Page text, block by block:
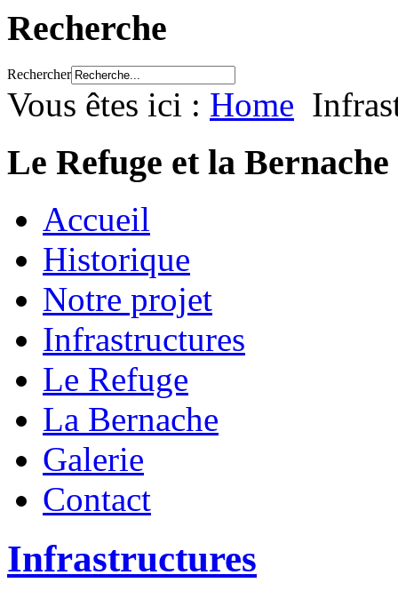
Recherche
Rechercher
Vous êtes ici : Home
Le Refuge et la Bernache
Accueil
Historique
Notre projet
Infrastructures
Le Refuge
La Bernache
Galerie
Contact
Infrastructures